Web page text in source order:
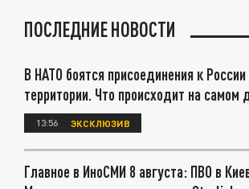
ПОСЛЕДНИЕ НОВОСТИ
В НАТО боятся присоединения к России
территории. Что происходит на самом
13:56 ЭКСКЛЮЗИВ
Главное в ИноСМИ 8 августа: ПВО в